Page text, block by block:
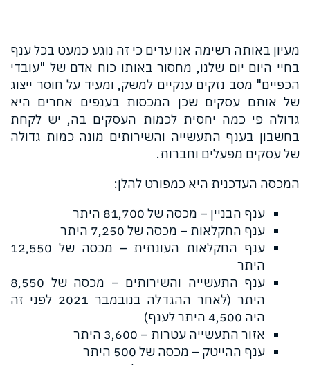
מעיון באותה רשימה אנו עדים כי זה נוגע כמעט בכל ענף
בחיי היום יום שלנו, מחסור באותו כוח אדם של "עובדי
הכפיים" מסב נזקים ענקיים למשק, ומעיד על חוסר ייצוג
של אותם עסקים שכן המכסות בענפים אחרים היא
גדולה פי כמה יחסית לכמות העסקים בה, יש לקחת
בחשבון בענף התעשייה והשירותים מונה כמות גדולה
של עסקים מפעלים וחברות.
המכסה העדכנית היא כמפורט להלן:
ענף הבניין – מכסה של 81,700 היתר
ענף החקלאות – מכסה של 7,250 היתר
ענף החקלאות העונתית – מכסה של 12,550
היתר
ענף התעשייה והשירותים – מכסה של 8,550
היתר (לאחר ההגדלה בנובמבר 2021 לפני זה
היה 4,500 היתר לענף)
אזור התעשייה עטרות – 3,600 היתר
ענף ההייטק – מכסה של 500 היתר